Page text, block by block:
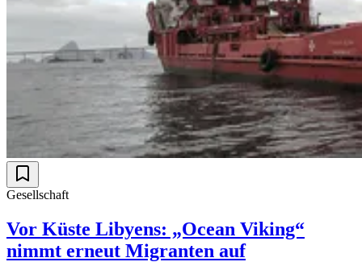
Gesellschaft
Vor Küste Libyens: „Ocean Viking“
nimmt erneut Migranten auf